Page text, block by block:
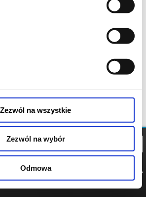
Zezwól na wszystkie
Zezwól na wybór
Odmowa
POLITYKA
POLITYKA